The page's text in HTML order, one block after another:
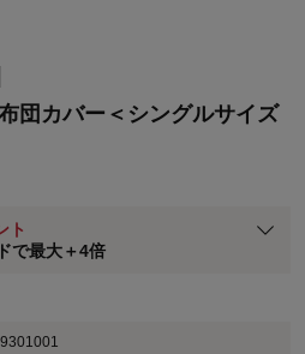
団カバー＜シングルサイズ
ト
で最大＋4倍
料（JCBのみ）
ーポンプレゼント
トはステージ倍率適用前の基本ポイント